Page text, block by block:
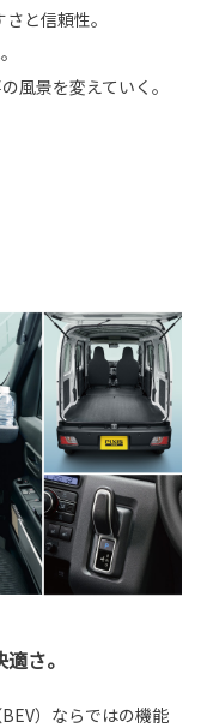
と信頼性。
風景を変えていく。
さ。
）ならではの機能